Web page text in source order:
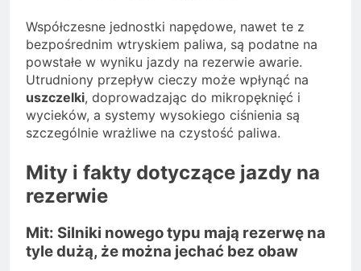
Współczesne jednostki napędowe, nawet te z
bezpośrednim wtryskiem paliwa, są podatne na
powstałe w wyniku jazdy na rezerwie awarie.
Utrudniony przepływ cieczy może wpłynąć na
uszczelki, doprowadzając do mikropęknięć i
wycieków, a systemy wysokiego ciśnienia są
szczególnie wrażliwe na czystość paliwa.
Mity i fakty dotyczące jazdy na
rezerwie
Mit: Silniki nowego typu mają rezerwę na
tyle dużą, że można jechać bez obaw